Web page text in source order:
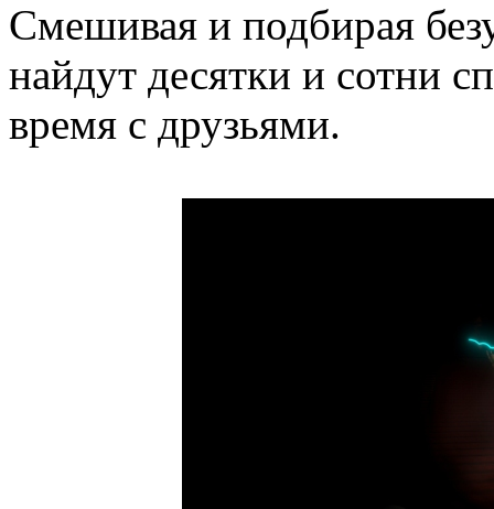
Смешивая и подбирая
найдут десятки и сотни
время с друзьями.